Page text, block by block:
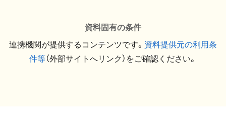
資料固有の条件
連携機関が提供するコンテンツです。 資料提供元の利用条
件等（外部サイトへリンク）をご確認ください。